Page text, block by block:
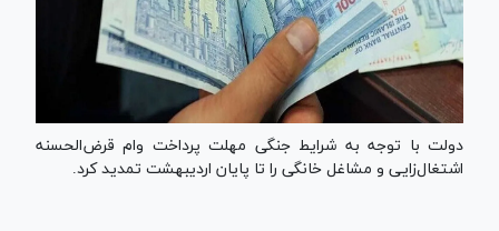
دولت با توجه به شرایط جنگی مهلت پرداخت وام قرض‌الحسنه
اشتغال‌زایی و مشاغل خانگی را تا پایان اردیبهشت تمدید کرد.